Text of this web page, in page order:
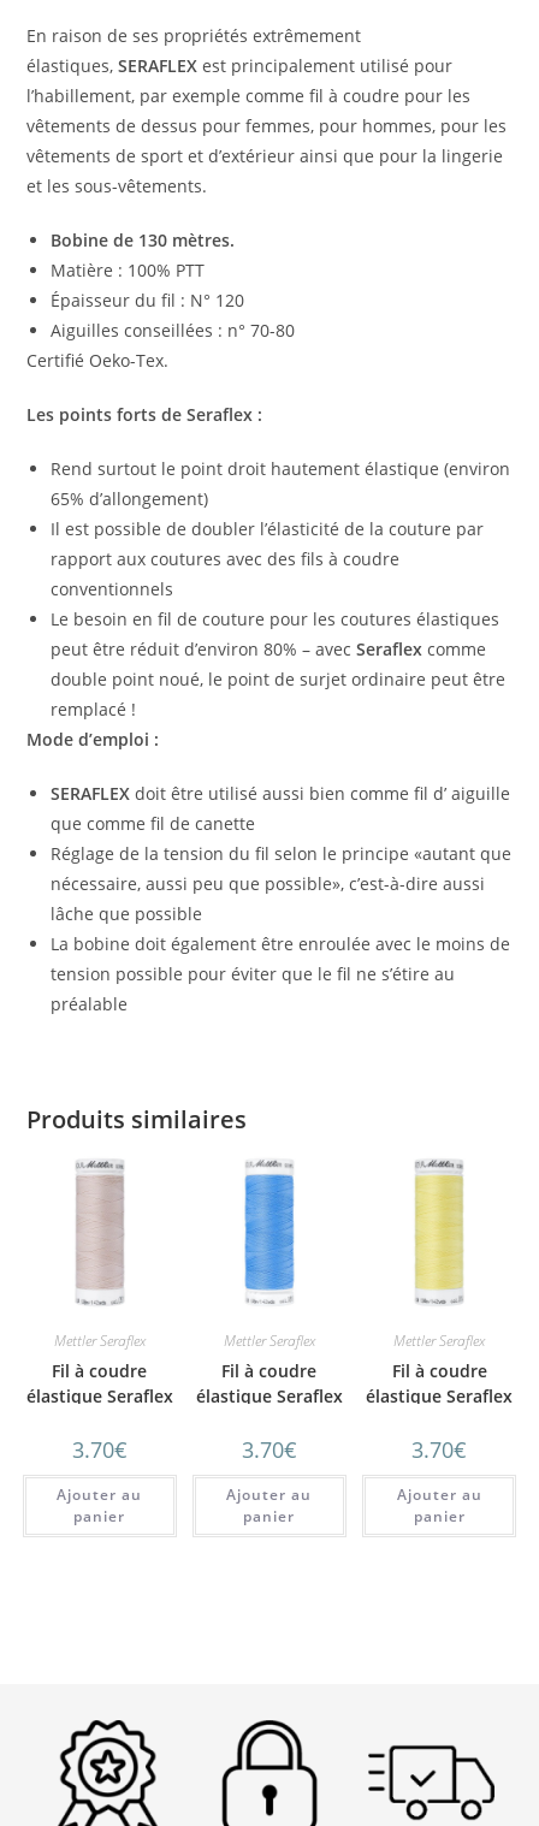
En raison de ses propriétés extrêmement
élastiques, SERAFLEX est principalement utilisé pour
l’habillement, par exemple comme fil à coudre pour les
vêtements de dessus pour femmes, pour hommes, pour les
vêtements de sport et d’extérieur ainsi que pour la lingerie
et les sous-vêtements.
Bobine de 130 mètres.
Matière : 100% PTT
Épaisseur du fil : N° 120
Aiguilles conseillées : n° 70-80
Certifié Oeko-Tex.
Les points forts de Seraflex :
Rend surtout le point droit hautement élastique (environ
65% d’allongement)
Il est possible de doubler l’élasticité de la couture par
rapport aux coutures avec des fils à coudre
conventionnels
Le besoin en fil de couture pour les coutures élastiques
peut être réduit d’environ 80% – avec Seraflex comme
double point noué, le point de surjet ordinaire peut être
remplacé !
Mode d’emploi :
SERAFLEX doit être utilisé aussi bien comme fil d’ aiguille
que comme fil de canette
Réglage de la tension du fil selon le principe «autant que
nécessaire, aussi peu que possible», c’est-à-dire aussi
lâche que possible
La bobine doit également être enroulée avec le moins de
tension possible pour éviter que le fil ne s’étire au
préalable
Produits similaires
Mettler Seraflex
Fil à coudre
élastique Seraflex
n°511 Rose blush
3.70€
Ajouter au
panier
Mettler Seraflex
Fil à coudre
élastique Seraflex
n°818 Bleu
3.70€
Ajouter au
panier
Mettler Seraflex
Fil à coudre
élastique Seraflex
n°141 Narcisse
3.70€
Ajouter au
panier